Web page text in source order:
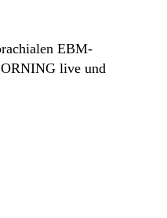
EBM-
live und